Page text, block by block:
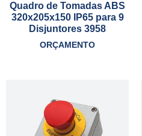
Quadro de Tomadas ABS
320x205x150 IP65 para 9
Disjuntores 3958
ORÇAMENTO